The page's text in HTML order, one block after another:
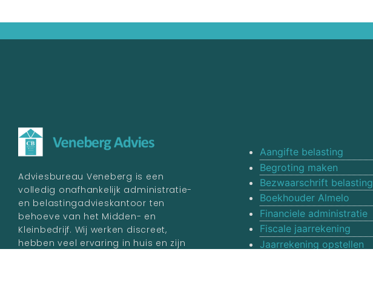
Adviesbureau Veneberg is een
volledig onafhankelijk administratie-
en belastingadvieskantoor ten
behoeve van het Midden- en
Kleinbedrijf. Wij werken discreet,
hebben veel ervaring in huis en zijn
Aangifte belasting
Begroting maken
Bezwaarschrift belasting
Boekhouder Almelo
Financiele administratie
Fiscale jaarrekening
Jaarrekening opstellen